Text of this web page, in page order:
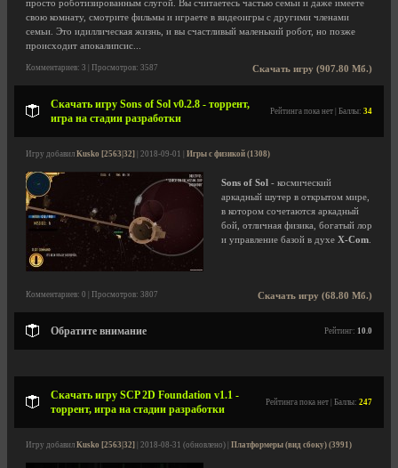
просто роботизированным слугой. Вы считаетесь частью семьи и даже имеете
свою комнату, смотрите фильмы и играете в видеоигры с другими членами
семьи. Это идиллическая жизнь, и вы счастливый маленький робот, но позже
происходит апокалипсис...
Скачать игру (907.80 Мб.)
Комментариев: 3 | Просмотров: 3587
Скачать игру Sons of Sol v0.2.8 - торрент,
игра на стадии разработки
Рейтинга пока нет | Баллы: 34
Игру добавил Kusko [2563|32] | 2018-09-01 | Игры с физикой (1308)
Sons of Sol - космический
аркадный шутер в открытом мире,
в котором сочетаются аркадный
бой, отличная физика, богатый лор
и управление базой в духе X-Com
Скачать игру (68.80 Мб.)
Комментариев: 0 | Просмотров: 3807
Обратите внимание Рейтинг: 10.0
Скачать игру SCP 2D Foundation v1.1 -
торрент, игра на стадии разработки
Рейтинга пока нет | Баллы: 247
Игру добавил Kusko [2563|32] | 2018-08-31 (обновлено) | Платформеры (вид сбоку) (3991)